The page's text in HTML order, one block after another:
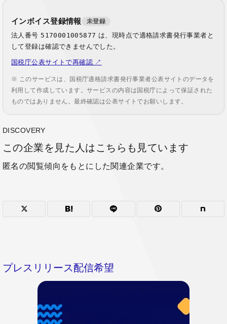
インボイス登録情報 未登録
法人番号 5170001005877 は、現時点で適格請求書発行事業者と
して登録は確認できませんでした。
国税庁公表サイトで再確認 ↗
※ このサービスは、国税庁適格請求書発行事業者公表サイトのデータを
利用して作成しています。サービスの内容は国税庁によって保証された
ものではありません。最終確認は公表サイトでお願いします。
DISCOVERY
この企業を見た人はこちらも見ています
匿名の閲覧傾向をもとにした関連企業です。
プレスリリース配信希望